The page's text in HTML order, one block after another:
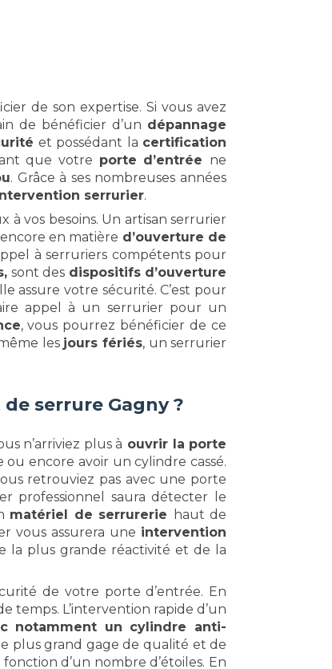
de son expertise. Si vous avez
de bénéficier d’un dépannage
et possédant la certification
que votre porte d’entrée ne
. Grâce à ses nombreuses années
serrurier.
vos besoins. Un artisan serrurier
en matière d’ouverture de
à serruriers compétents pour
sont des dispositifs d’ouverture
assure votre sécurité. C’est pour
appel à un serrurier pour un
, vous pourrez bénéficier de ce
les jours fériés, un serrurier
serrure Gagny ?
n’arriviez plus à ouvrir la porte
encore avoir un cylindre cassé.
retrouviez pas avec une porte
professionnel saura détecter le
matériel de serrurerie
haut de
vous assurera une intervention
la plus grande réactivité et de la
de votre porte d’entrée. En
temps. L’intervention rapide d’un
notamment un cylindre anti-
plus grand gage de qualité et de
d’un nombre d’étoiles. En